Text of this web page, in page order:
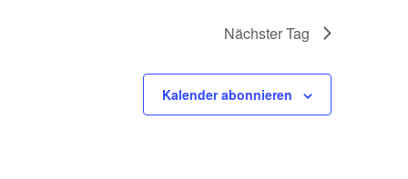
Nächster Tag
Kalender abonnieren